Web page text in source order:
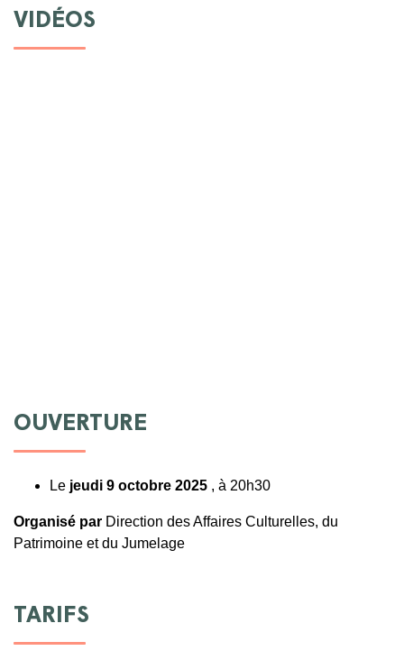
VIDÉOS
OUVERTURE
Le jeudi 9 octobre 2025 , à 20h30
Organisé par Direction des Affaires Culturelles, du
Patrimoine et du Jumelage
TARIFS